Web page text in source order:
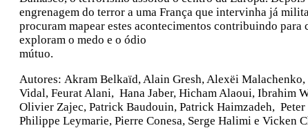
engrenagem do terror a uma França que intervinha já
procuram mapear estes acontecimentos contribuindo
exploram o medo e o ódio
mútuo.
Autores: Akram Belkaïd, Alain Gresh, Alexëi
Vidal, Feurat Alani, Hana Jaber, Hicham Alaoui, Ibrahim
Olivier Zajec, Patrick Baudouin, Patrick Haimzadeh,
Philippe Leymarie, Pierre Conesa, Serge Halimi e Vicken